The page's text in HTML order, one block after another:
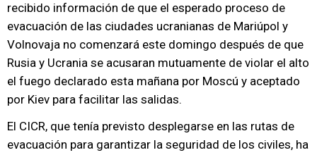
recibido información de que el esperado proceso de
evacuación de las ciudades ucranianas de Mariúpol y
Volnovaja no comenzará este domingo después de que
Rusia y Ucrania se acusaran mutuamente de violar el alto
el fuego declarado esta mañana por Moscú y aceptado
por Kiev para facilitar las salidas.
El CICR, que tenía previsto desplegarse en las rutas de
evacuación para garantizar la seguridad de los civiles, ha